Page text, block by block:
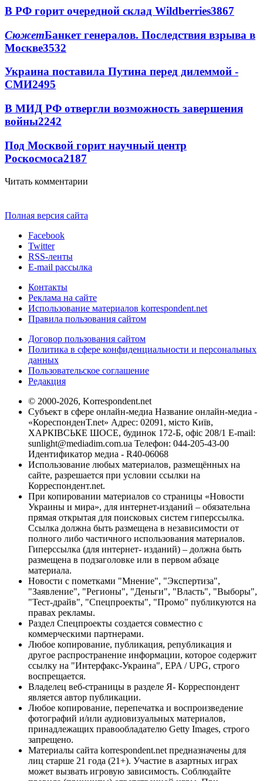
В РФ горит очередной склад Wildberries3867
СюжетБанкет генералов. Последствия взрыва в
Москве3532
Украина поставила Путина перед дилеммой -
СМИ2495
В МИД РФ отвергли возможность завершения
войны2242
Под Москвой горит научный центр
Роскосмоса2187
Читать комментарии
Полная версия сайта
Facebook
Twitter
RSS-ленты
E-mail рассылка
Контакты
Реклама на сайте
Использование материалов korrespondent.net
Правила пользования сайтом
Договор пользования сайтом
Политика в сфере конфиденциальности и персональных
данных
Пользовательское соглашение
Редакция
© 2000-2026, Korrespondent.net
Субъект в сфере онлайн-медиа Название онлайн-медиа -
«КореспонденТ.net» Адрес: 02091, місто Київ,
ХАРКІВСЬКЕ ШОСЕ, будинок 172-Б, офіс 208/1 E-mail:
sunlight@mediadim.com.ua Телефон: 044-205-43-00
Идентификатор медиа - R40-06068
Использование любых материалов, размещённых на
сайте, разрешается при условии ссылки на
Корреспондент.net.
При копировании материалов со страницы «Новости
Украины и мира», для интернет-изданий – обязательна
прямая открытая для поисковых систем гиперссылка.
Ссылка должна быть размещена в независимости от
полного либо частичного использования материалов.
Гиперссылка (для интернет- изданий) – должна быть
размещена в подзаголовке или в первом абзаце
материала.
Новости с пометками "Мнение", "Экспертиза",
"Заявление", "Регионы", "Деньги", "Власть", "Выборы",
"Тест-драйв", "Спецпроекты", "Промо" публикуются на
правах рекламы.
Раздел Спецпроекты создается совместно с
коммерческими партнерами.
Любое копирование, публикация, републикация и
другое распространение информации, которое содержит
ссылку на "Интерфакс-Украина", EPA / UPG, строго
воспрещается.
Владелец веб-страницы в разделе Я- Корреспондент
является автор публикации.
Любое копирование, перепечатка и воспроизведение
фотографий и/или аудиовизуальных материалов,
принадлежащих правообладателю Getty Images, строго
запрещено.
Материалы сайта korrespondent.net предназначены для
лиц старше 21 года (21+). Участие в азартных играх
может вызвать игровую зависимость. Соблюдайте